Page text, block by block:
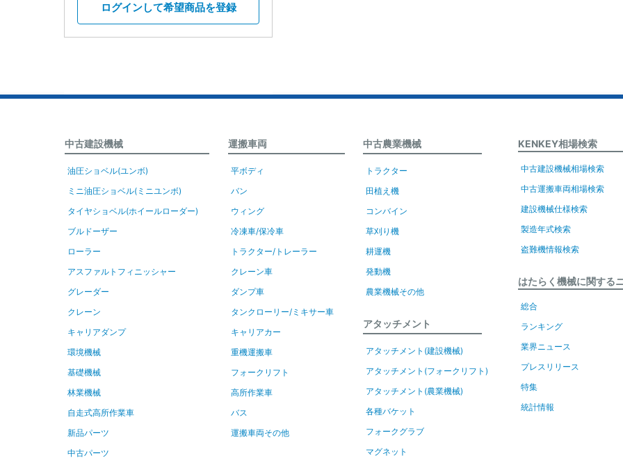
ログインして希望商品を登録
中古建設機械
油圧ショベル(ユンボ)
ミニ油圧ショベル(ミニユンボ)
タイヤショベル(ホイールローダー)
ブルドーザー
ローラー
アスファルトフィニッシャー
グレーダー
クレーン
キャリアダンプ
環境機械
基礎機械
林業機械
自走式高所作業車
新品パーツ
中古パーツ
運搬車両
平ボディ
バン
ウィング
冷凍車/保冷車
トラクター/トレーラー
クレーン車
ダンプ車
タンクローリー/ミキサー車
キャリアカー
重機運搬車
フォークリフト
高所作業車
バス
運搬車両その他
中古農業機械
トラクター
田植え機
コンバイン
草刈り機
耕運機
発動機
農業機械その他
アタッチメント
アタッチメント(建設機械)
アタッチメント(フォークリフト)
アタッチメント(農業機械)
各種バケット
フォークグラブ
マグネット
KENKEY相場検索
中古建設機械相場検索
中古運搬車両相場検索
建設機械仕様検索
製造年式検索
盗難機情報検索
はたらく機械に関する
総合
ランキング
業界ニュース
プレスリリース
特集
統計情報